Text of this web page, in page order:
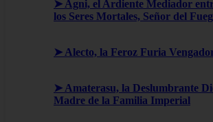
➤ Agni, el Ardiente Mediador
los Seres Mortales, Señor del
➤ Alecto, la Feroz Furia
➤ Amaterasu, la Deslumbrante
Madre de la Familia Imperial